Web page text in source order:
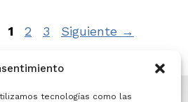
tecnologías como las
Página
1 Página
2 Página
3 Siguiente →